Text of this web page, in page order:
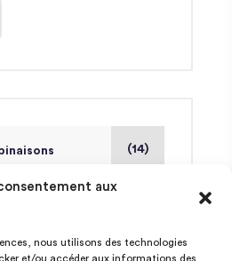
aux
nous utilisons des technologies
et/ou accéder aux informations des
(14)